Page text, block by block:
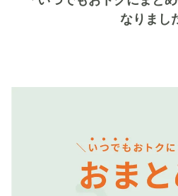
なりまし